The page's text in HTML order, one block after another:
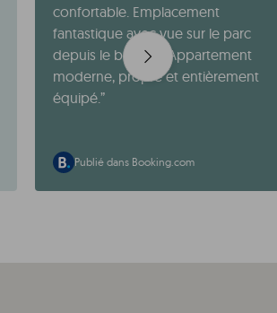
confortable. Emplacement
fantastique avec vue sur le parc
depuis le balcon ! Appartement
moderne, propre et entièrement
équipé.”
Publié dans Booking.com